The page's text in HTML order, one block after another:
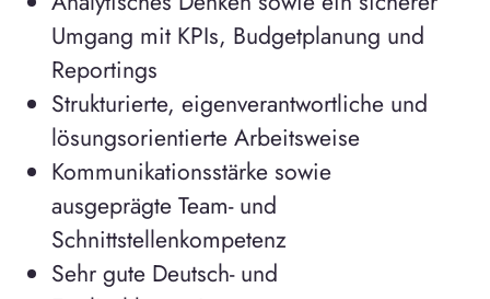
Umgang mit KPIs, Budgetplanung und
Reportings
Strukturierte, eigenverantwortliche und
lösungsorientierte Arbeitsweise
Kommunikationsstärke sowie
ausgeprägte Team- und
Schnittstellenkompetenz
Sehr gute Deutsch- und